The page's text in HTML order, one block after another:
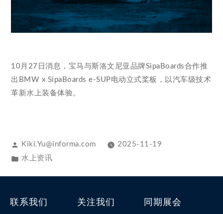
10月27日消息，宝马与斯洛文尼亚品牌SipaBoards合作推
出BMW x SipaBoards e-SUP电动立式桨板，以汽车级技术
革新水上装备体验。
Kiki.Yu@informa.com
2025-11-19
水上资讯
联系我们 关注我们 同期展会